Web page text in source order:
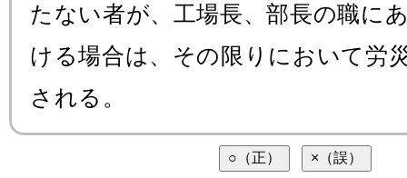
たない者が、工場長、部長の職に
ける場合は、その限りにおいて労
される。